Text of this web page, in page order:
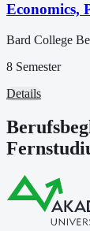
Economics,
Bard College
8 Semester
Details